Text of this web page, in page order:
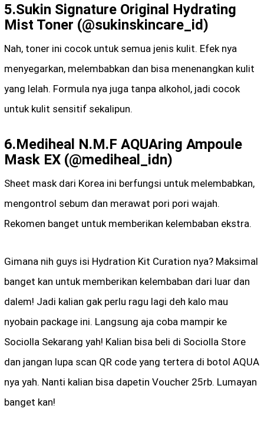
5.Sukin Signature Original Hydrating
Mist Toner (@sukinskincare_id)
Nah, toner ini cocok untuk semua jenis kulit. Efek nya
menyegarkan, melembabkan dan bisa menenangkan kulit
yang lelah. Formula nya juga tanpa alkohol, jadi cocok
untuk kulit sensitif sekalipun.
6.Mediheal N.M.F AQUAring Ampoule
Mask EX (@mediheal_idn)
Sheet mask dari Korea ini berfungsi untuk melembabkan,
mengontrol sebum dan merawat pori pori wajah.
Rekomen banget untuk memberikan kelembaban ekstra.
Gimana nih guys isi Hydration Kit Curation nya? Maksimal
banget kan untuk memberikan kelembaban dari luar dan
dalem! Jadi kalian gak perlu ragu lagi deh kalo mau
nyobain package ini. Langsung aja coba mampir ke
Sociolla Sekarang yah! Kalian bisa beli di Sociolla Store
dan jangan lupa scan QR code yang tertera di botol AQUA
nya yah. Nanti kalian bisa dapetin Voucher 25rb. Lumayan
banget kan!